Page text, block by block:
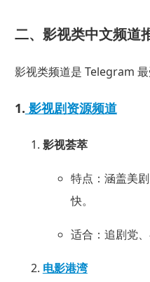
二、影视类中文频道
影视类频道是 Telegram 最
1. 影视剧资源频道
影视荟萃
特点：涵盖美
快。
适合：追剧党
电影港湾